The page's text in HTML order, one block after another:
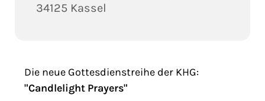
34125 Kassel
Die neue Gottesdienstreihe der KHG:
"Candlelight Prayers"